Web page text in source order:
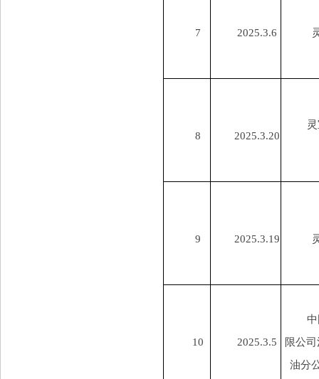
7 2025.3.6
8 2025.3.20
9 2025.3.19
10 2025.3.5
限公
油分